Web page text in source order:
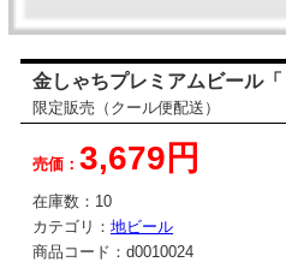
金しゃちプレミアムビール
限定販売（クール便配送）
売価： 3,679円
在庫数： 10
カテゴリ： 地ビール
商品コード： d0010024